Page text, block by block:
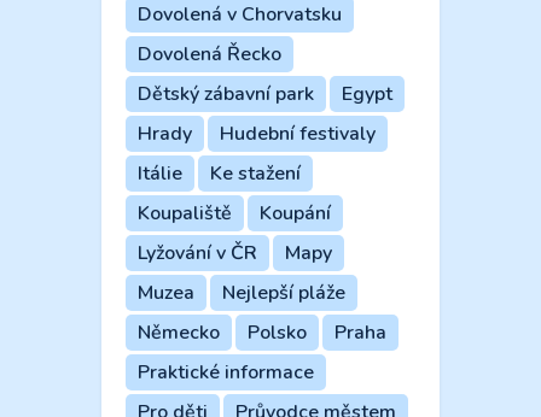
Dovolená v Chorvatsku
Dovolená Řecko
Dětský zábavní park
Egypt
Hrady
Hudební festivaly
Itálie
Ke stažení
Koupaliště
Koupání
Lyžování v ČR
Mapy
Muzea
Nejlepší pláže
Německo
Polsko
Praha
Praktické informace